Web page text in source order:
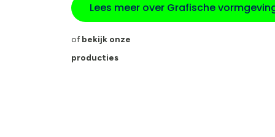
Lees meer over Grafische
ofbekijk onze
producties